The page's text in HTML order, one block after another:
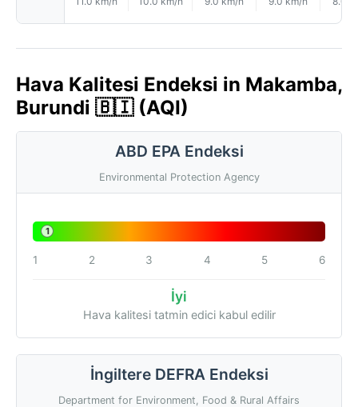
Hava Kalitesi Endeksi in Makamba,
Burundi 🇧🇮 (AQI)
ABD EPA Endeksi
Environmental Protection Agency
1
1 2 3 4 5 6
İyi
Hava kalitesi tatmin edici kabul edilir
İngiltere DEFRA Endeksi
Department for Environment, Food & Rural Affairs